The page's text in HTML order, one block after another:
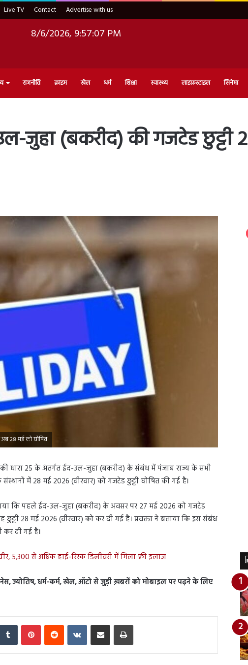
Live TV Contact Advertise with us
8/6/2026, 9:57:08 PM
राजनीति क्राइम खेल धर्म शिक्षा स्वास्थ्य लाइफ़स्टाइल सिनेमा
उल-जुहा (बकरीद) की गजटेड
अब 28 मई को घोषित
की धारा 25 के अंतर्गत ईद-उल-जुहा (बकरीद) के संबंध में पंजाब राज्य के सभी
संस्थानों में 28 मई 2026 (वीरवार) को गजटेड छुट्टी घोषित की गई है।
कि पहले ईद-उल-जुहा (बकरीद) के अवसर पर 27 मई 2026 को गजटेड
28 मई 2026 (वीरवार) को कर दी गई है। प्रवक्ता ने बताया कि इस संबंध
कर दी गई है।
5,300 से अधिक हाई-रिस्क डिलीवरी में मिला फ्री इलाज
ज्योतिष, धर्म-कर्म, खेल, ऑटो से जुड़ी ख़बरों को मोबाइल पर पढ़ने के लिए
Tumblr PinterestReddit VKontakteShare via Email Print